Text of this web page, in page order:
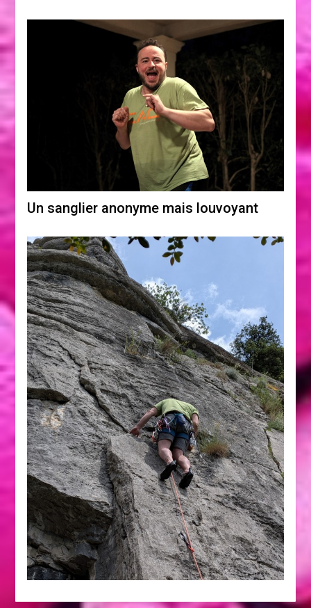
Un sanglier anonyme mais louvoyant